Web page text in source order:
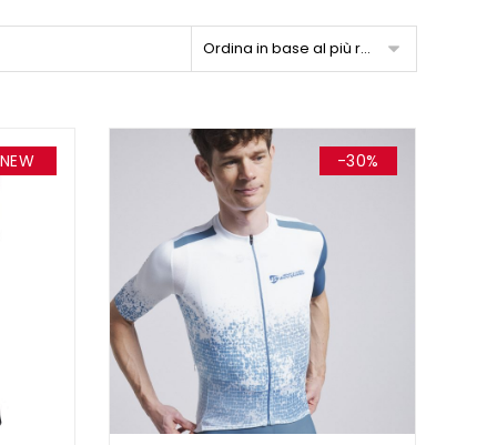
Ordina in base al più recente
NEW -30%